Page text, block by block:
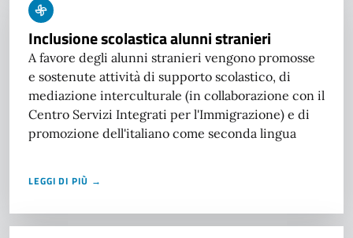
Inclusione scolastica alunni stranieri
A favore degli alunni stranieri vengono promosse
e sostenute attività di supporto scolastico, di
mediazione interculturale (in collaborazione con il
Centro Servizi Integrati per l'Immigrazione) e di
promozione dell'italiano come seconda lingua
LEGGI DI PIÙ →